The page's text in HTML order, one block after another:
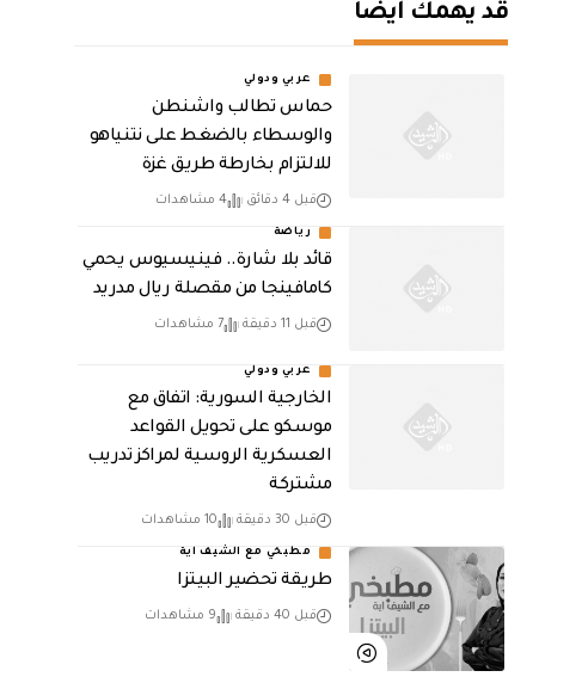
قد يهمك أيضا
عربي ودولي
حماس تطالب واشنطن
والوسطاء بالضغط على نتنياهو
للالتزام بخارطة طريق غزة
قبل 4 دقائق 4 مشاهدات
رياضة
قائد بلا شارة.. فينيسيوس يحمي
كامافينجا من مقصلة ريال مدريد
قبل 11 دقيقة 7 مشاهدات
عربي ودولي
الخارجية السورية: اتفاق مع
موسكو على تحويل القواعد
العسكرية الروسية لمراكز تدريب
مشتركة
قبل 30 دقيقة 10 مشاهدات
مطبخي مع الشيف اية
طريقة تحضير البيتزا
قبل 40 دقيقة 9 مشاهدات